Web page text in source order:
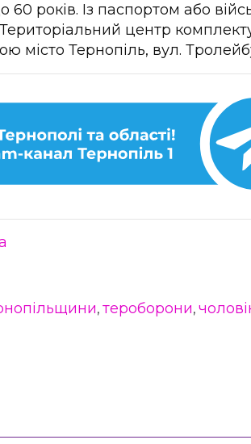
60 років. Із паспортом або
центр
місто Тернопіль, вул.
, тероборони,